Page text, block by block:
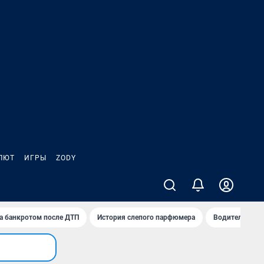
ИГРЫ ZODY
банкротом после ДТП История слепого парфюмера Водители